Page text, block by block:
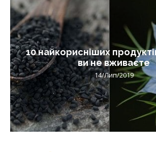
10 найкорисніших
ви не вживаєте
14/Лип/2019